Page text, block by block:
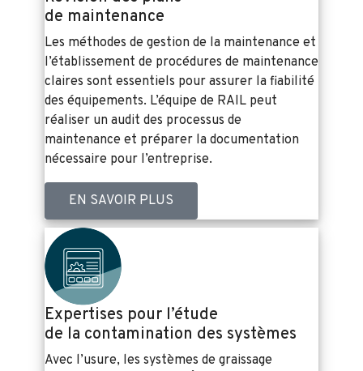
de maintenance
Les méthodes de gestion de la maintenance et
l’établissement de procédures de maintenance
claires sont essentiels pour assurer la fiabilité
des équipements. L’équipe de RAIL peut
réaliser un audit des processus de
maintenance et préparer la documentation
nécessaire pour l’entreprise.
EN SAVOIR PLUS
Expertises pour l’étude
de la contamination des systèmes
Avec l’usure, les systèmes de graissage